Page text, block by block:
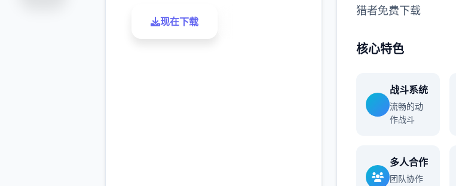
现在下载
猎者免费下载
核心特色
战斗系统
流畅的动
作战斗
多人合作
团队协作